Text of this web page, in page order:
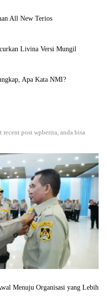
All New Terios
Livina Versi Mungil
Apa Kata NMI?
post wpberita, anda bisa
Menuju Organisasi yang Lebih